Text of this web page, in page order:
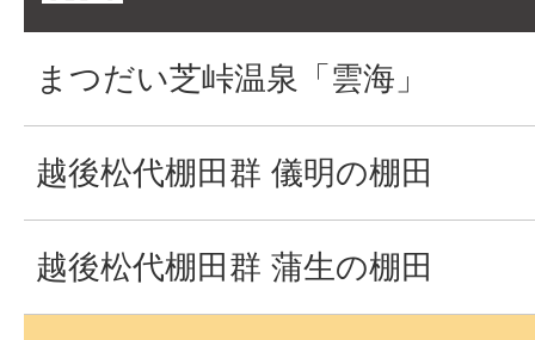
まつだい芝峠温泉「雲海」
越後松代棚田群 儀明の棚田
越後松代棚田群 蒲生の棚田